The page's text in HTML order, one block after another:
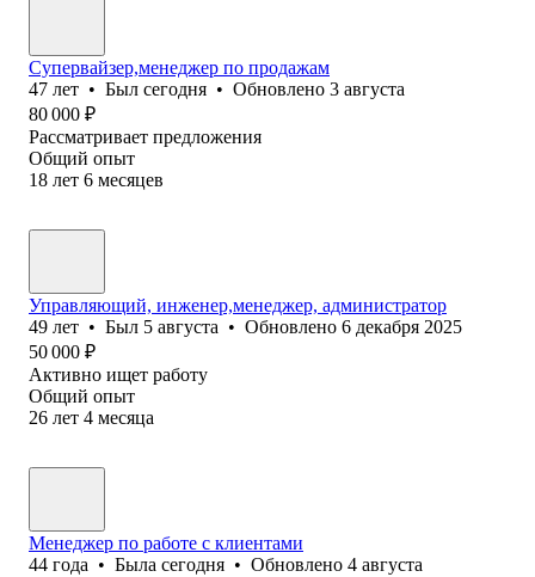
Супервайзер,менеджер по продажам
47 лет • Был сегодня • Обновлено 3 августа
80 000 ₽
Рассматривает предложения
Общий опыт
18 лет 6 месяцев
Управляющий, инженер,менеджер, администратор
49 лет • Был 5 августа • Обновлено 6 декабря 2025
50 000 ₽
Активно ищет работу
Общий опыт
26 лет 4 месяца
Менеджер по работе с клиентами
44 года • Была сегодня • Обновлено 4 августа